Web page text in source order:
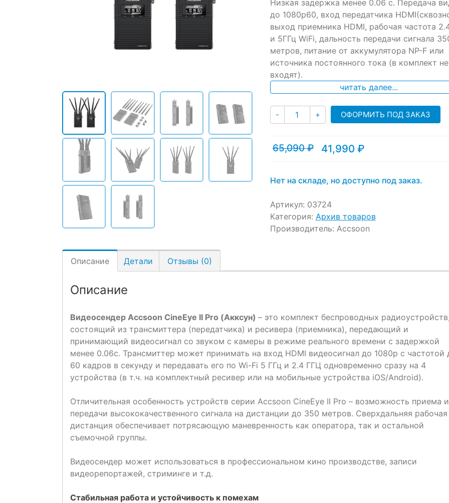
Низкая задержка менее 0.06 с. Передача
до 1080p60, вход передатчика
выход приемника HDMI, рабочая частота
и 5ГГц WiFi, дальность передачи сигнала
метров, питание от аккумулятора NP-F или
источника постоянного тока (в комплект не
входят).
читать далее...
- Количество
+ ОФОРМИТЬ ПОД ЗАКАЗ
65,090₽
Первоначальная
65,090 ₽.
41,990 ₽
Текущая
Нет на складе, но доступно под заказ.
Артикул: 03724
Категория: Архив товаров
Производитель: Accsoon
Описание Детали Отзывы (0)
Описание
Видеосендер Accsoon CineEye II Pro (Акксун) – это комплект беспроводных
состоящий из трансмиттера (передатчика) и ресивера (приемника), передающий и
принимающий видеосигнал со звуком с камеры в режиме реального времени с задержкой
менее 0.06с. Трансмиттер может принимать на вход HDMI видеосигнал до 1080p с частотой
60 кадров в секунду и передавать его по Wi-Fi 5 ГГц и 2.4 ГГЦ одновременно сразу на 4
устройства (в т.ч. на комплектный ресивер или на мобильные устройства iOS/Android).
Отличительная особенность устройств серии Accsoon CineEye II Pro – возможность приема и
передачи высококачественного сигнала на дистанции до 350 метров. Сверхдальняя рабочая
дистанция обеспечивает потрясающую маневренность как оператора, так и остальной
съемочной группы.
Видеосендер может использоваться в профессиональном кино производстве, записи
видеорепортажей, стриминге и т.д.
Стабильная работа и устойчивость к помехам